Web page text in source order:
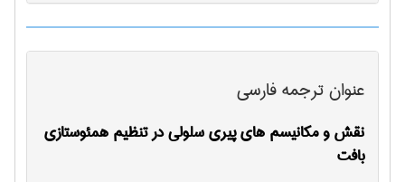
عنوان ترجمه فارسی
نقش و مکانیسم های پیری سلولی در تنظیم همئوستازی
بافت